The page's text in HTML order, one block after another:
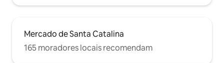
Mercado de Santa Catalina
165 moradores locais recomendam